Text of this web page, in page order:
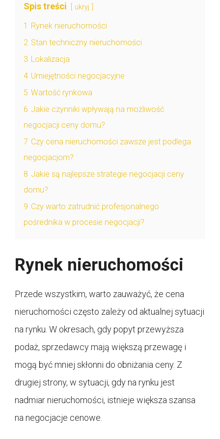
Spis treści ukryj
1 Rynek nieruchomości
2 Stan techniczny nieruchomości
3 Lokalizacja
4 Umiejętności negocjacyjne
5 Wartość rynkowa
6 Jakie czynniki wpływają na możliwość
negocjacji ceny domu?
7 Czy cena nieruchomości zawsze jest podlega
negocjacjom?
8 Jakie są najlepsze strategie negocjacji ceny
domu?
9 Czy warto zatrudnić profesjonalnego
pośrednika w procesie negocjacji?
Rynek nieruchomości
Przede wszystkim, warto zauważyć, że cena
nieruchomości często zależy od aktualnej sytuacji
na rynku. W okresach, gdy popyt przewyższa
podaż, sprzedawcy mają większą przewagę i
mogą być mniej skłonni do obniżania ceny. Z
drugiej strony, w sytuacji, gdy na rynku jest
nadmiar nieruchomości, istnieje większa szansa
na negocjacje cenowe.